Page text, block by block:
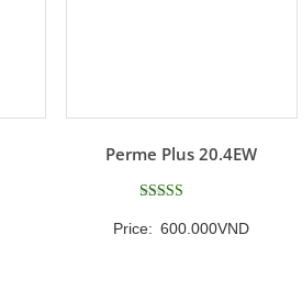
Perme Plus 20.4EW
hạng
Price: 600.000VND